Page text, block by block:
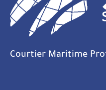
Courtier Maritime